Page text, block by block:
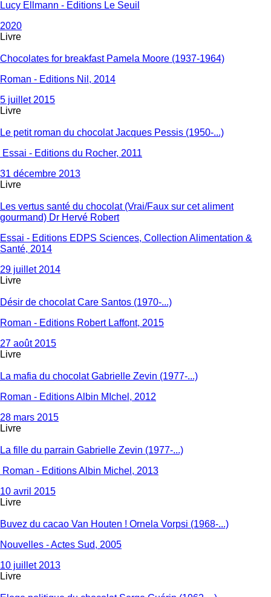
Lucy Ellmann - Editions Le Seuil
2020
Livre
Chocolates for breakfast Pamela Moore (1937-1964)
Roman - Editions Nil, 2014
5 juillet 2015
Livre
Le petit roman du chocolat Jacques Pessis (1950-...)
Essai - Editions du Rocher, 2011
31 décembre 2013
Livre
Les vertus santé du chocolat (Vrai/Faux sur cet aliment
gourmand) Dr Hervé Robert
Essai - Editions EDPS Sciences, Collection Alimentation &
Santé, 2014
29 juillet 2014
Livre
Désir de chocolat Care Santos (1970-...)
Roman - Editions Robert Laffont, 2015
27 août 2015
Livre
La mafia du chocolat Gabrielle Zevin (1977-...)
Roman - Editions Albin MIchel, 2012
28 mars 2015
Livre
La fille du parrain Gabrielle Zevin (1977-...)
Roman - Editions Albin Michel, 2013
10 avril 2015
Livre
Buvez du cacao Van Houten ! Ornela Vorpsi (1968-...)
Nouvelles - Actes Sud, 2005
10 juillet 2013
Livre